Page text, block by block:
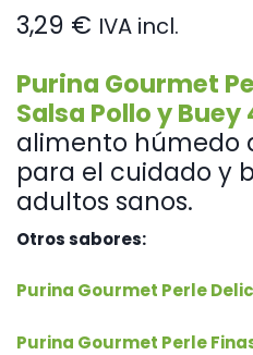
3,29 € IVA incl.
Purina Gourmet
Salsa Pollo y Buey
alimento húmedo
para el cuidado y
adultos sanos.
Otros sabores:
Purina Gourmet Perle
Purina Gourmet Perle